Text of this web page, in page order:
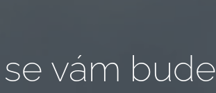
vám bude